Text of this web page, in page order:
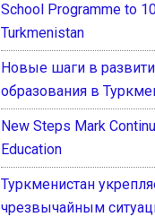
School Programme to
Turkmenistan
Новые шаги в
образования в
New Steps Mark
Education
Туркменистан
чрезвычайным